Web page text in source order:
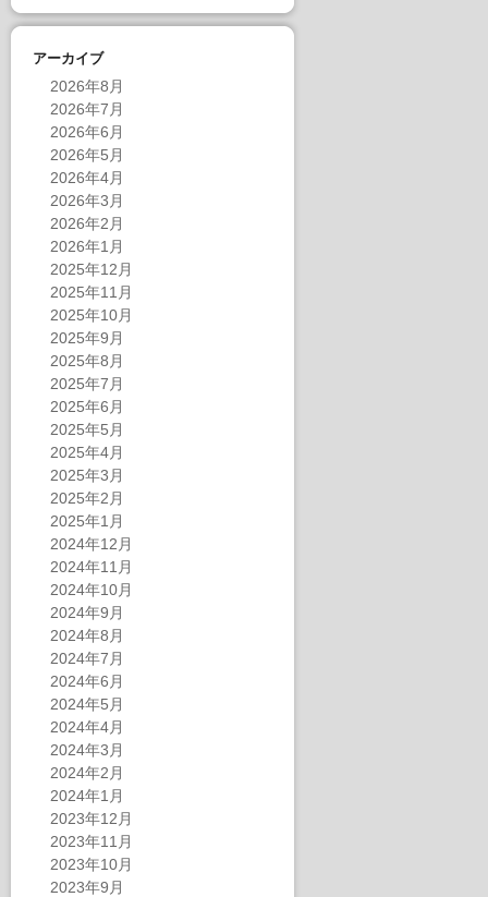
アーカイブ
2026年8月
2026年7月
2026年6月
2026年5月
2026年4月
2026年3月
2026年2月
2026年1月
2025年12月
2025年11月
2025年10月
2025年9月
2025年8月
2025年7月
2025年6月
2025年5月
2025年4月
2025年3月
2025年2月
2025年1月
2024年12月
2024年11月
2024年10月
2024年9月
2024年8月
2024年7月
2024年6月
2024年5月
2024年4月
2024年3月
2024年2月
2024年1月
2023年12月
2023年11月
2023年10月
2023年9月